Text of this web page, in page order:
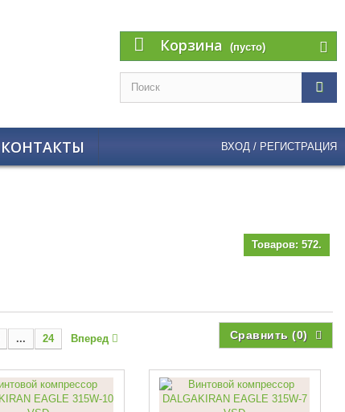
Корзина (пусто)
КОНТАКТЫ ВХОД / РЕГИСТРАЦИЯ
Товаров: 572.
Сравнить (0)
... 24 Вперед